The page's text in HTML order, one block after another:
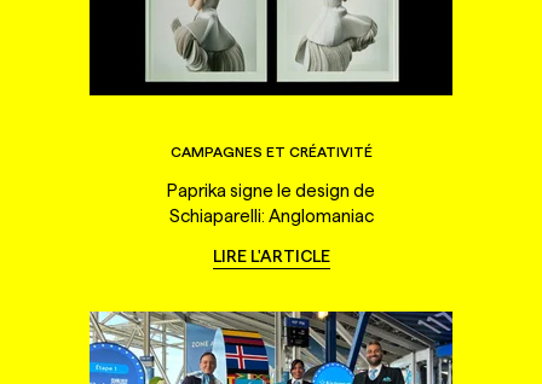
CAMPAGNES ET CRÉATIVITÉ
Paprika signe le design de
Schiaparelli: Anglomaniac
LIRE L'ARTICLE